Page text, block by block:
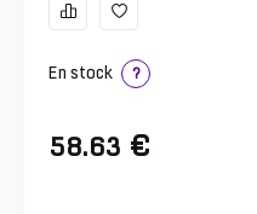
En stock ?
58.63 €